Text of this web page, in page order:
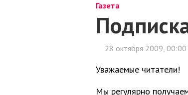
Газета
28 октября 2009, 00:00
Уважаемые читатели!
Мы регулярно